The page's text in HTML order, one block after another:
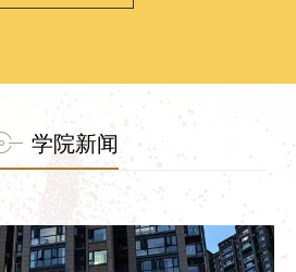
学院新闻